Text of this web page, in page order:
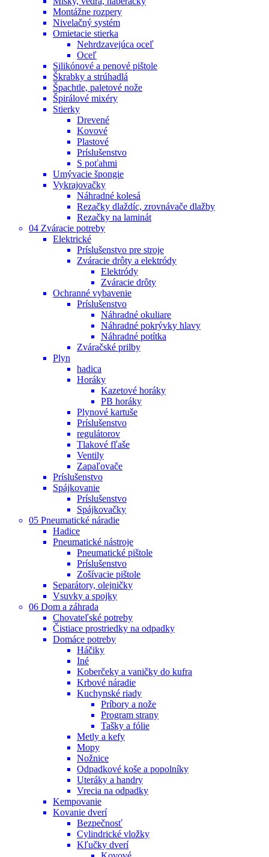
Montážne rozpery
Nivelačný systém
Omietacie stierka
Nehrdzavejúca oceľ
Oceľ
Silikónové a penové pištole
Škrabky a strúhadlá
Špachtle, paletové nože
Špirálové mixéry
Stierky
Drevené
Kovové
Plastové
Príslušenstvo
S poťahmi
Umývacie špongie
Vykrajovačky
Náhradné kolesá
Rezačky dlaždíc, zrovnávače dlažby
Rezačky na laminát
04 Zváracie potreby
Elektrické
Príslušenstvo pre stroje
Zváracie drôty a elektródy
Elektródy
Zváracie drôty
Ochranné vybavenie
Príslušenstvo
Náhradné okuliare
Náhradné pokrývky hlavy
Náhradné potítka
Zváračské prilby
Plyn
hadica
Horáky
Kazetové horáky
PB horáky
Plynové kartuše
Príslušenstvo
regulátorov
Tlakové fľaše
Ventily
Zapaľovače
Príslušenstvo
Spájkovanie
Príslušenstvo
Spájkovačky
05 Pneumatické náradie
Hadice
Pneumatické nástroje
Pneumatické pištole
Príslušenstvo
Zošívacie pištole
Separátory, olejničky
Vsuvky a spojky
06 Dom a záhrada
Chovateľské potreby
Čistiace prostriedky na odpadky
Domáce potreby
Háčiky
Iné
Koberčeky a vaničky do kufra
Krbové náradie
Kuchynské riady
Príbory a nože
Program strany
Tašky a fólie
Metly a kefy
Mopy
Nožnice
Odpadkové koše a popolníky
Uteráky a handry
Vrecia na odpadky
Kempovanie
Kovanie dverí
Bezpečnosť
Cylindrické vložky
Kľučky dverí